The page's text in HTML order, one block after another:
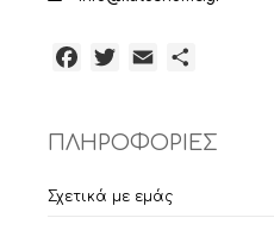
Facebook
TwitterEmail
ΠΛΗΡΟΦΟΡΙΕΣ
Σχετικά με εμάς